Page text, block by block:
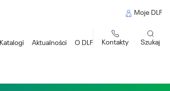
Moje DLF
Katalogi Aktualności O DLF Kontakty Szukaj